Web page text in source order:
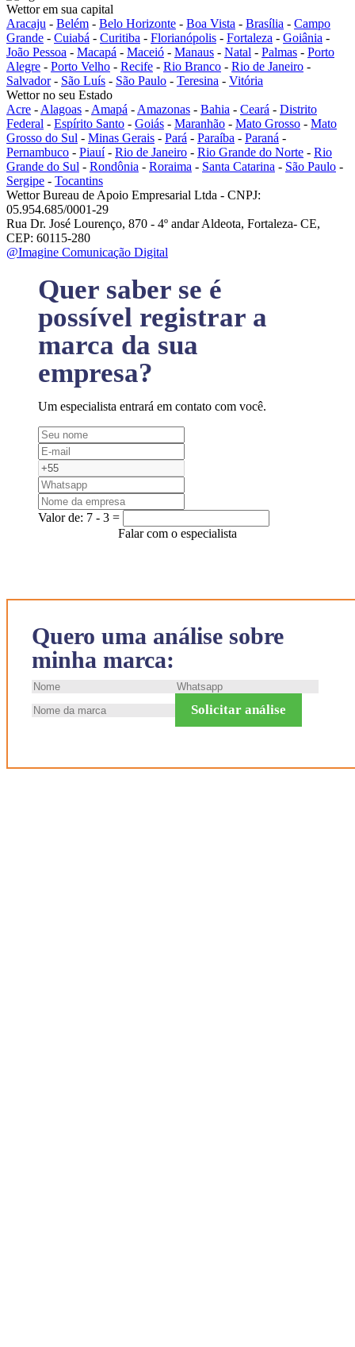
Quero uma análise sobre
minha marca:
Solicitar análise
Wettor em sua capital
Aracaju - Belém - Belo Horizonte - Boa Vista - Brasília - Campo
Grande - Cuiabá - Curitiba - Florianópolis - Fortaleza - Goiânia -
João Pessoa - Macapá - Maceió - Manaus - Natal - Palmas - Porto
Alegre - Porto Velho - Recife - Rio Branco - Rio de Janeiro -
Salvador- São Luís - São Paulo - Teresina - Vitória
Wettor no seu Estado
Acre - Alagoas - Amapá - Amazonas - Bahia - Ceará - Distrito
Federal - Espírito Santo - Goiás - Maranhão - Mato Grosso - Mato
Grosso do Sul - Minas Gerais - Pará - Paraíba - Paraná -
Pernambuco - Piauí- Rio de Janeiro - Rio Grande do Norte - Rio
Grande do Sul - Rondônia - Roraima - Santa Catarina - São Paulo -
Sergipe - Tocantins
Wettor Bureau de Apoio Empresarial Ltda - CNPJ:
05.954.685/0001-29
Rua Dr. José Lourenço, 870 - 4º andar Aldeota, Fortaleza- CE,
CEP: 60115-280
@Imagine Comunicação Digital
Quer saber se é
possível registrar a
marca da sua
empresa?
Um especialista entrará em contato com você.
Valor de: 7 - 3 =
Falar com o especialista